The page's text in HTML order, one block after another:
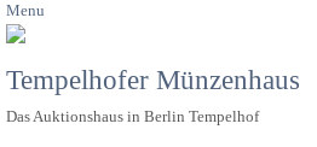
Menu
Tempelhofer Münzenhaus
Das Auktionshaus in Berlin Tempelhof